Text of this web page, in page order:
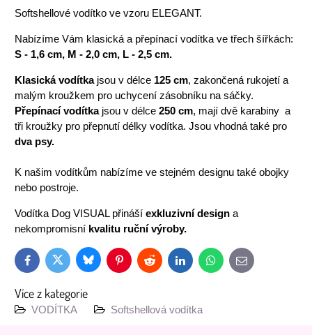
Softshellové vodítko ve vzoru ELEGANT.
Nabízíme Vám klasická a přepínací vodítka ve třech šířkách:
S - 1,6 cm, M - 2,0 cm, L - 2,5 cm.
Klasická vodítkajsou v délce 125 cm, zakončená rukojetí a
malým kroužkem pro uchycení zásobníku na sáčky.
Přepínací vodítkajsou v délce 250 cm, mají dvě karabiny a
tři kroužky pro přepnutí délky vodítka. Jsou vhodná také pro
dva psy.
K našim vodítkům nabízíme ve stejném designu také obojky
nebo postroje.
Vodítka Dog VISUAL přináší exkluzivní design a
nekompromisní kvalitu ruční výroby.
FacebookTwitter BlueskyPinterestReddit LinkedInWhatsApp
E-
mail
Více z kategorie
VODÍTKA Softshellová vodítka